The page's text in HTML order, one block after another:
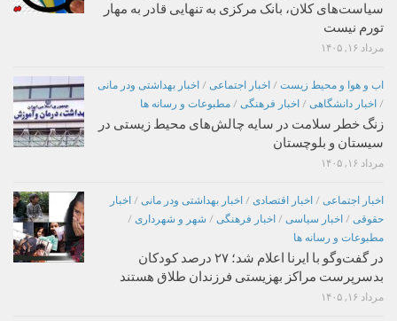
سیاست‌های کلان، بانک مرکزی به تنهایی قادر به مهار
تورم نیست
مرداد ۱۶, ۱۴۰۵
اب و هوا و محیط زیست / اخبار اجتماعی / اخبار بهداشتی ودر مانی
/ اخبار دانشگاهی / اخبار فرهنگی / مطبوعات و رسانه ها
زنگ خطر سلامت در سایه چالش‌های محیط زیستی در
سیستان و بلوچستان
مرداد ۱۶, ۱۴۰۵
اخبار اجتماعی / اخبار اقتصادی / اخبار بهداشتی ودر مانی / اخبار
حقوقی / اخبار سیاسی / اخبار فرهنگی / شهر و شهرداری /
مطبوعات و رسانه ها
در گفت‌وگو با ایرنا اعلام شد؛ ۲۷ درصد کودکان
بدسرپرست مراکز بهزیستی فرزندان طلاق هستند
مرداد ۱۶, ۱۴۰۵